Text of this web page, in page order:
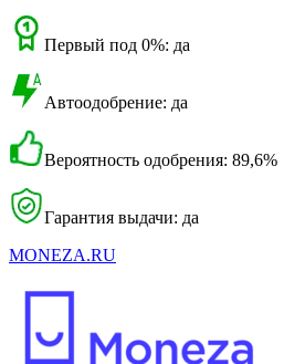
Первый под 0%: да
Автоодобрение: да
Вероятность одобрения: 89,6%
Гарантия выдачи: да
MONEZA.RU